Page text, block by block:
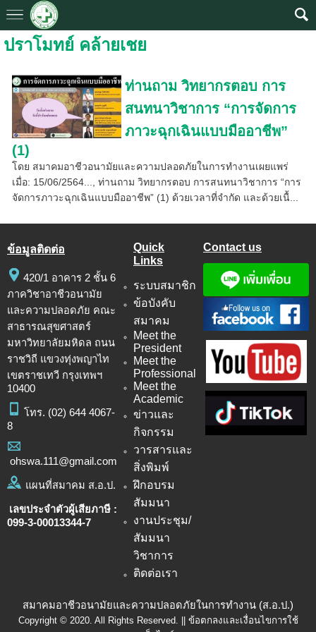
ปราโมทย์ คล้ายเชย
ท่านถาม วิทยากรตอบ การ
สนทนาวิชาการ “การจัดการ
ภาวะฉุกเฉินแบบมืออาชีพ”
(1)
โดย สมาคมอาชีวอนามัยและความปลอดภัยในการทำงานเผยแพร่
เมื่อ: 15/06/2564..., ท่านถาม วิทยากรตอบ การสนทนาวิชาการ “การ
จัดการภาวะฉุกเฉินแบบมืออาชีพ” (1) ด้วยเวลาที่จำกัด และด้วยเนื้...
ข้อมูลติดต่อ
420/1 อาคาร 2 ชั้น 6
ภาควิชาอาชีวอนามัย
และความปลอดภัย คณะ
สาธารณสุขศาสตร์
มหาวิทยาลัยมหิดล ถนน
ราชวิถี แขวงทุ่งพญาไท
เขตราชเทวี กรุงเทพฯ
10400
โทร. (02) 644 4067-
8
ohswa.111@gmail.com
แผนที่สมาคม ส.อ.ป.
เลขประจำตัวผู้เสียภาษี :
099-3-00013344-7
Quick
Links
ระบบสมาชิก
ข้อบังคับ
สมาคม
Meet the
President
Meet the
Professional
Meet the
Academic
ข่าวและ
กิจกรรม
วารสารและ
สิ่งพิมพ์
ฝึกอบรม
สัมมนา
งานประชุม/
สัมมนา
วิชาการ
ติดต่อเรา
Contact us
สมาคมอาชีวอนามัยและความปลอดภัยในการทำงาน (ส.อ.ป.)
Copyright © 2020. All Rights Reserved. || ข้อตกลงและเงื่อนไขการใช้